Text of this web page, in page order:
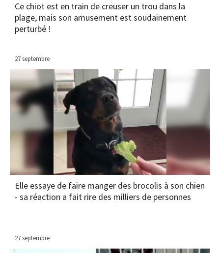
Ce chiot est en train de creuser un trou dans la
plage, mais son amusement est soudainement
perturbé !
27 septembre
Elle essaye de faire manger des brocolis à son chien
- sa réaction a fait rire des milliers de personnes
27 septembre